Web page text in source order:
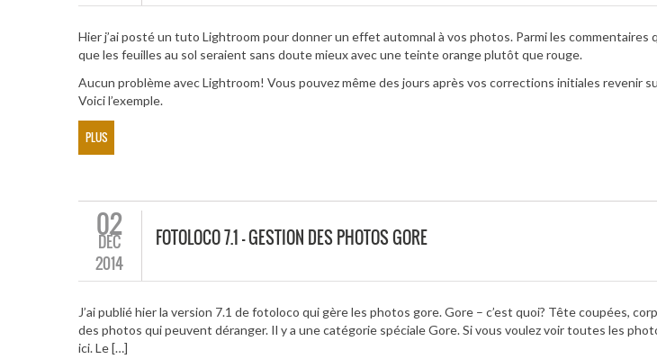
Hier j’ai posté un tuto Lightroom pour donner un effet automnal à vos photos. Parmi les commentaires
que les feuilles au sol seraient sans doute mieux avec une teinte orange plutôt que rouge.
Aucun problème avec Lightroom! Vous pouvez même des jours après vos corrections initiales revenir
Voici l’exemple.
PLUS
02
DÉC
2014
FOTOLOCO 7.1 – GESTION DES PHOTOS GORE
J’ai publié hier la version 7.1 de fotoloco qui gère les photos gore. Gore – c’est quoi? Tête coupées,
des photos qui peuvent déranger. Il y a une catégorie spéciale Gore. Si vous voulez voir toutes les
ici. Le […]